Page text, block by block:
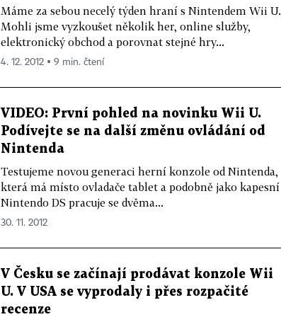
Máme za sebou necelý týden hraní s Nintendem Wii U.
Mohli jsme vyzkoušet několik her, online služby,
elektronický obchod a porovnat stejné hry...
4. 12. 2012 ▪ 9 min. čtení
VIDEO: První pohled na novinku Wii U.
Podívejte se na další změnu ovládání od
Nintenda
Testujeme novou generaci herní konzole od Nintenda,
která má místo ovladače tablet a podobně jako kapesní
Nintendo DS pracuje se dvěma...
30. 11. 2012
V Česku se začínají prodávat konzole Wii
U. V USA se vyprodaly i přes rozpačité
recenze